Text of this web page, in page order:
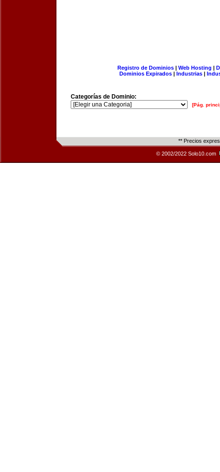
Registro de Dominios| Web Hosting |
Dominios Expirados | Industrias |
Categorías de Dominio:
[Pág.
** Precios
© 2002/2022 Solo10.com